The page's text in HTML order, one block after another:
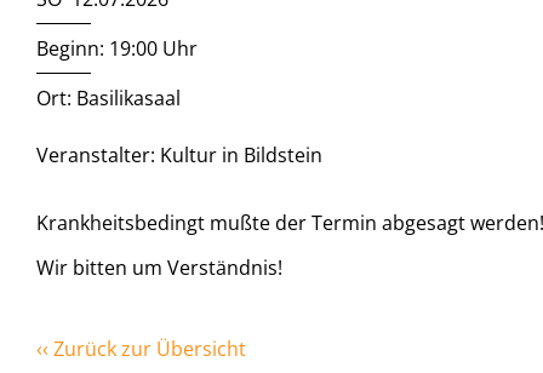
Beginn: 19:00 Uhr
Ort: Basilikasaal
Veranstalter: Kultur in Bildstein
Krankheitsbedingt mußte der Termin abgesagt
Wir bitten um Verständnis!
‹‹ Zurück zur Übersicht